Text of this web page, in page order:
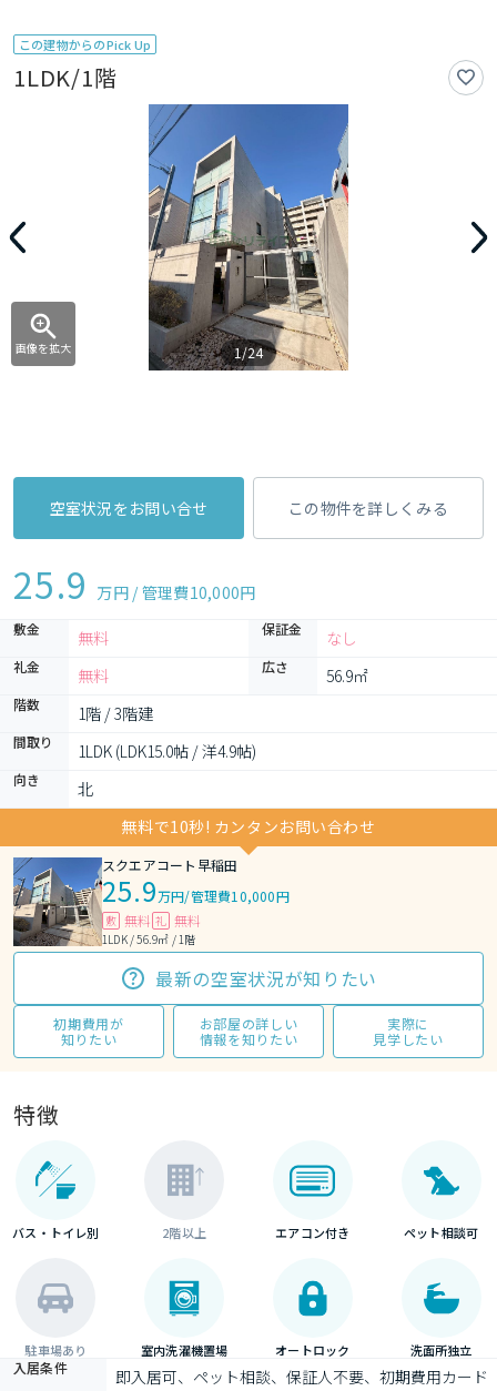
この建物からのPick Up
1LDK/1階
画像を拡大 1/24
空室状況をお問い合せ この物件を詳しくみる
25.9 万円 / 管理費10,000円
敷金 無料 保証金 なし
礼金 無料 広さ 56.9㎡
階数 1階 / 3階建
間取り 1LDK (LDK15.0帖 / 洋4.9帖)
向き
北
無料で10秒! カンタンお問い合わせ
スクエアコート早稲田
25.9万円/管理費10,000円
敷 無料 礼 無料
1LDK / 56.9㎡ / 1階
最新の空室状況が知りたい
初期費用が
知りたい
お部屋の詳しい
情報を知りたい
実際に
見学したい
特徴
バス・トイレ別 2階以上 エアコン付き ペット相談可
駐車場あり 室内洗濯機置場 オートロック 洗面所独立
入居条件
即入居可、ペット相談、保証人不要、初期費用カード